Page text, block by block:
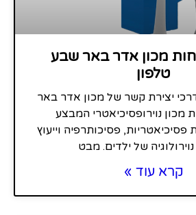
מכון אדר באר שבע
טלפון
יצירת קשר של מכון אדר באר
מכון נוירופסיכיאטרי המבצע
פסיכיאטריות, פסיכותרפיה וייעוץ
של ילדים. מבט
קרא עוד »